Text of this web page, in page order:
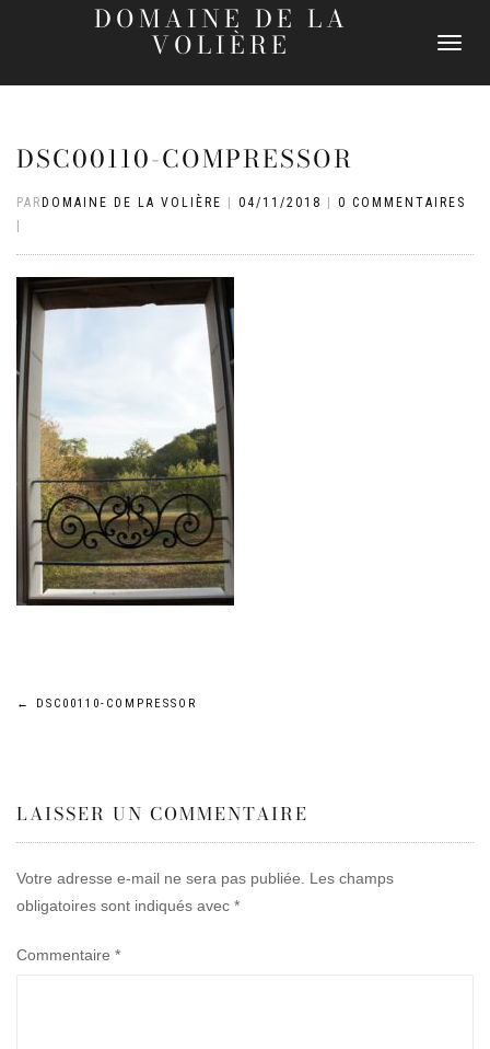
DOMAINE DE LA
VOLIÈRE
DÉPLIER
DSC00110-COMPRESSOR
PAR DOMAINE DE LA VOLIÈRE 04/11/2018
0 COMMENTAIRES
Navigation
l’article
← DSC00110-COMPRESSOR
LAISSER UN COMMENTAIRE
Votre adresse e-mail ne sera pas publiée.
Les champs
obligatoires sont indiqués avec *
Commentaire *